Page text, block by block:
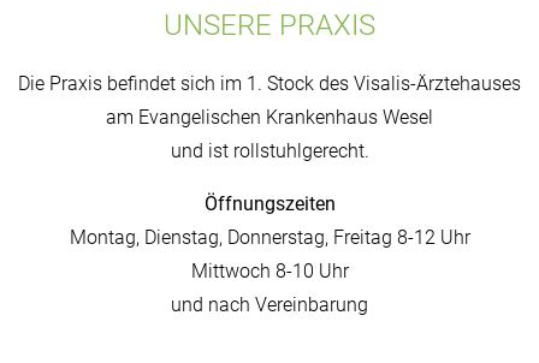
UNSERE PRAXIS
Die Praxis befindet sich im 1. Stock des Visalis-Ärztehauses
am Evangelischen Krankenhaus Wesel
und ist rollstuhlgerecht.
Öffnungszeiten
Montag, Dienstag, Donnerstag, Freitag 8-12 Uhr
Mittwoch 8-10 Uhr
und nach Vereinbarung